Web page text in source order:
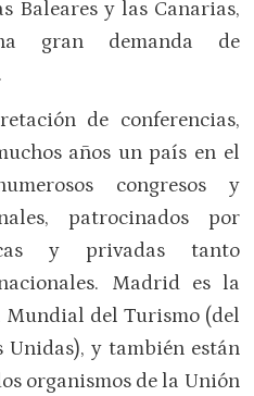
Baleares y las Canarias,
gran demanda de
de conferencias,
años un país en el
congresos y
patrocinados por
y privadas tanto
Madrid es la
Mundial del Turismo (del
Unidas), y también están
organismos de la Unión